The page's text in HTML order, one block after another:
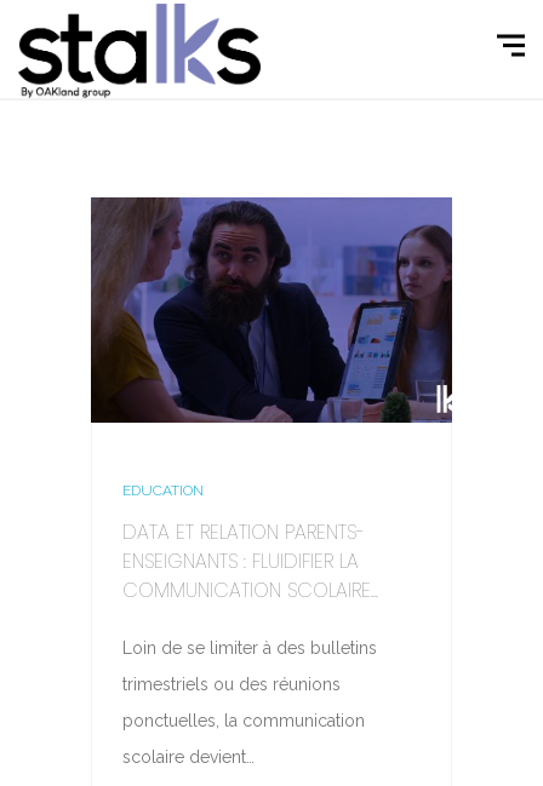
EDUCATION
DATA ET RELATION PARENTS-
ENSEIGNANTS : FLUIDIFIER LA
COMMUNICATION SCOLAIRE...
Loin de se limiter à des bulletins
trimestriels ou des réunions
ponctuelles, la communication
scolaire devient…